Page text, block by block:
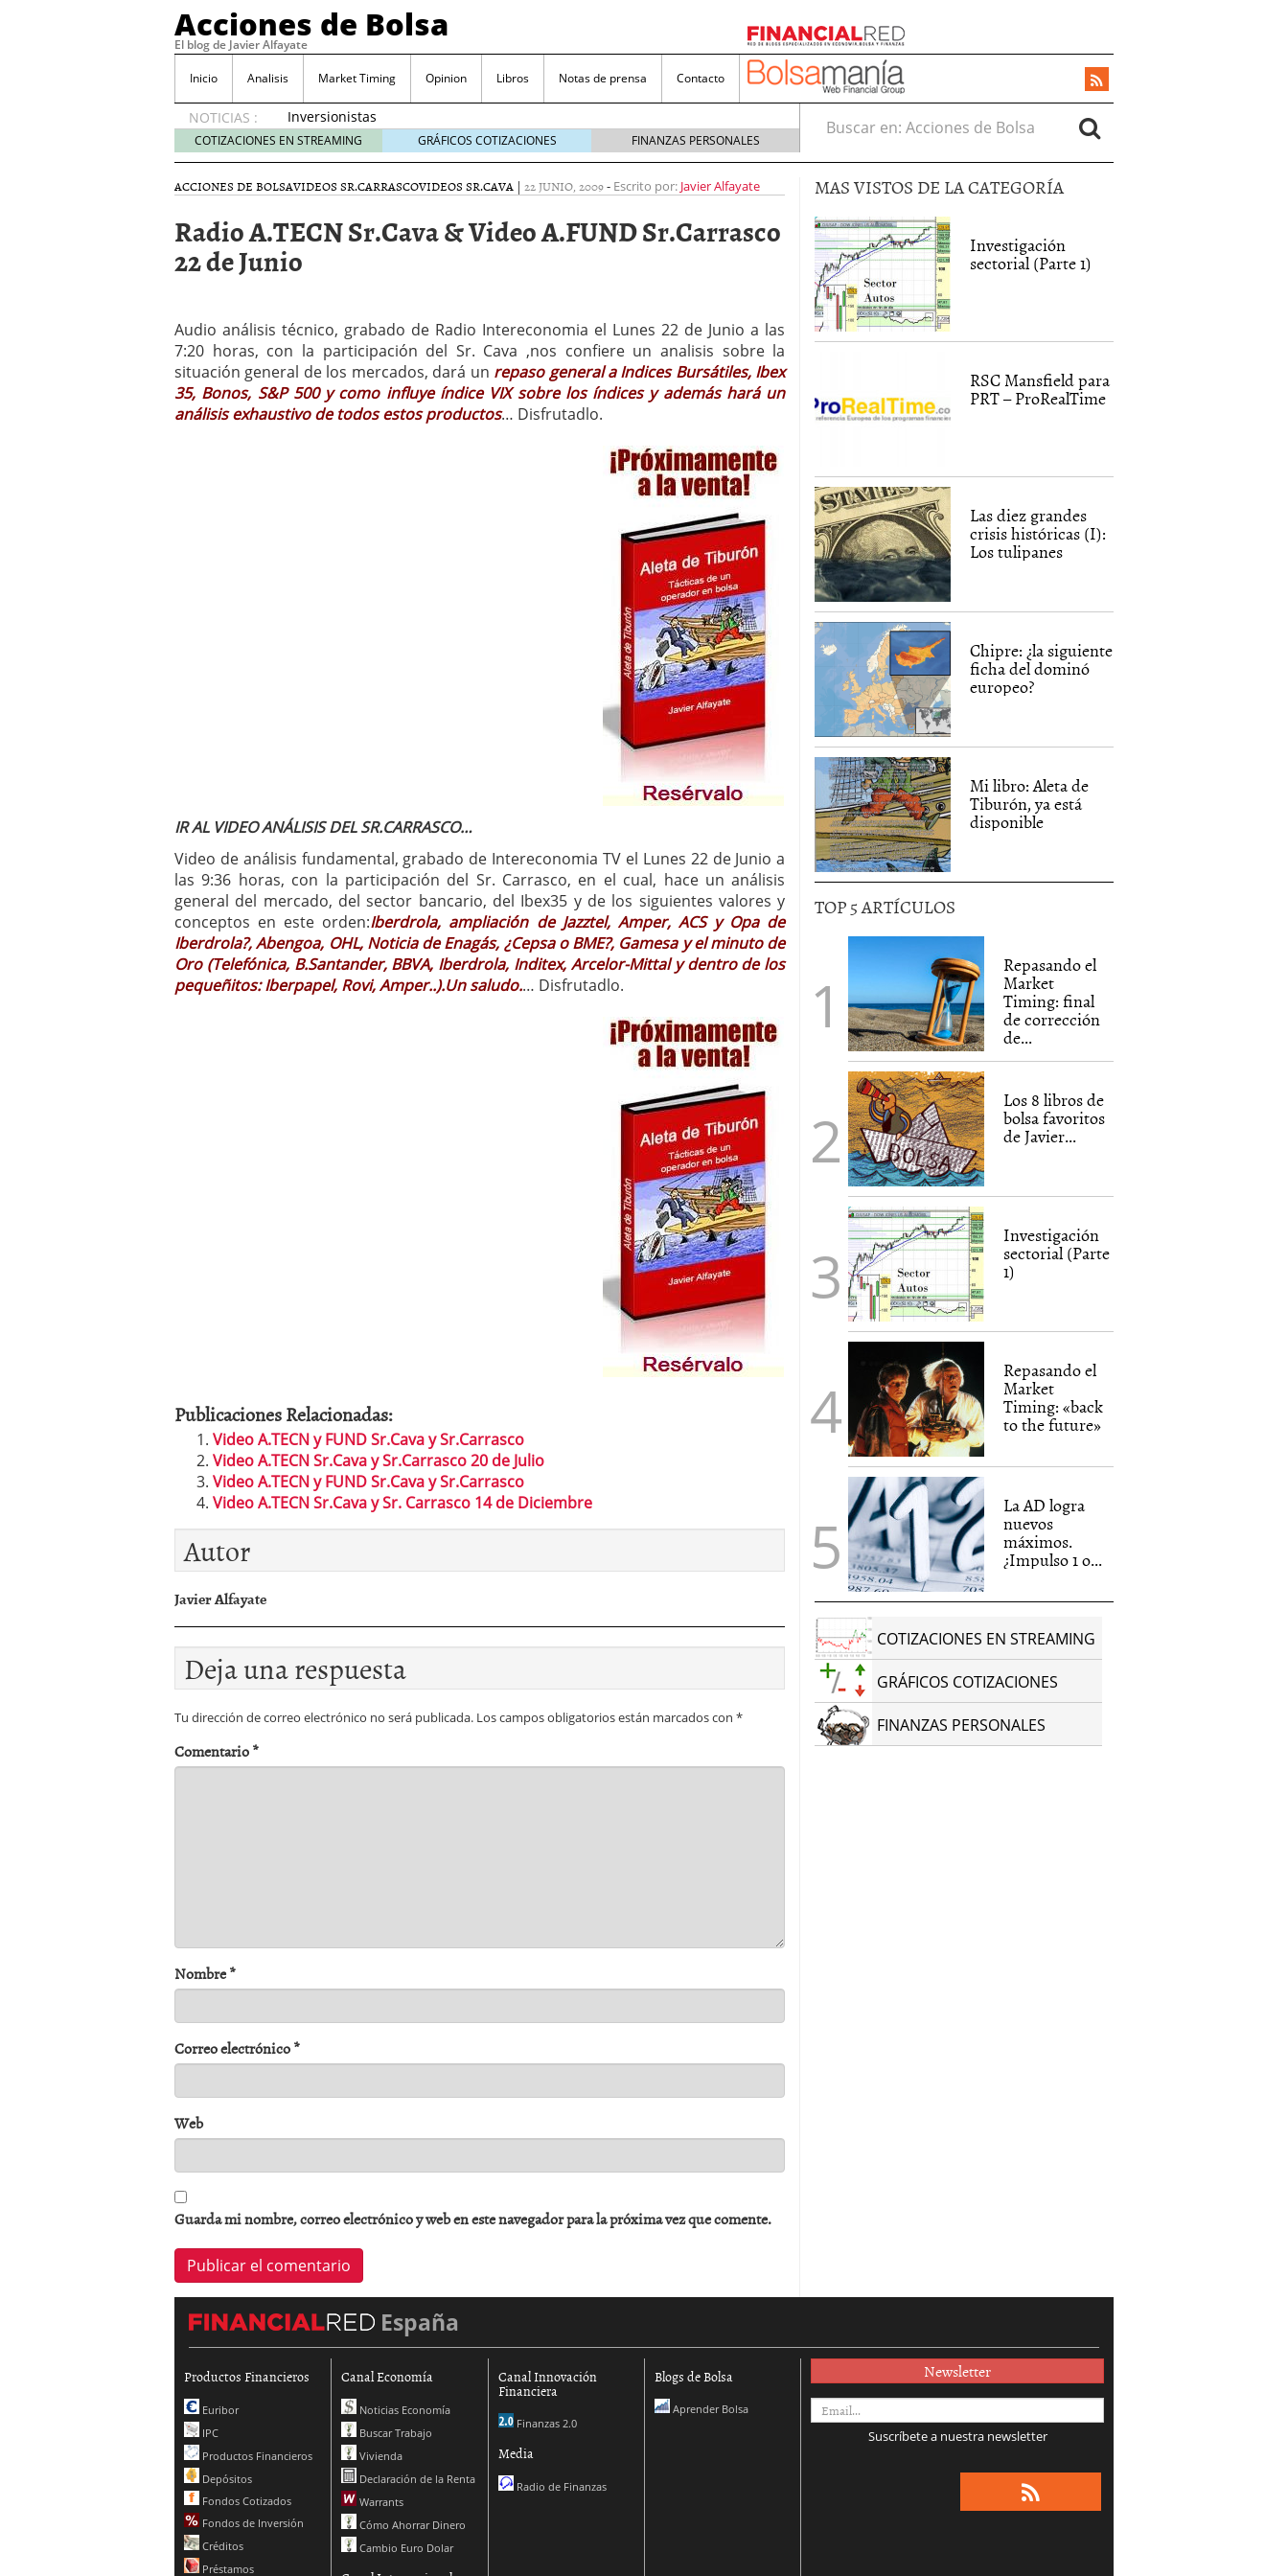
Acciones de Bolsa
El blog de Javier Alfayate
Inicio Analisis Market Timing Opinion Libros Notas de prensa Contacto
NOTICIAS :
Inversionistas
VIP en
México
creciente
por SIFX
2026
Entendiendo los ETF de Bitcoin
noviembre 22, 2024
Dividend Kings: empresas que destacan por sus dividendos constantes
noviembre 12, 2024
Descubre RealAdvisor: Una poderosa herramienta para tus inversiones
inmobiliarias septiembre 23, 2024
COTIZACIONES EN STREAMING GRÁFICOS COTIZACIONES FINANZAS PERSONALES
Buscar en:
ACCIONES DE BOLSAVIDEOS SR.CARRASCOVIDEOS SR.CAVA | 22 JUNIO, 2009- Escrito por: Javier Alfayate
Radio A.TECN Sr.Cava & Video A.FUND Sr.Carrasco
22 de Junio
Audio análisis técnico, grabado de Radio Intereconomia el Lunes 22 de Junio a las
7:20 horas, con la participación del Sr. Cava ,nos confiere un analisis sobre la
situación general de los mercados, dará un repaso general a Indices Bursátiles, Ibex
35, Bonos, S&P 500 y como influye índice VIX sobre los índices y además hará un
análisis exhaustivo de todos estos productos… Disfrutadlo.
IR AL VIDEO ANÁLISIS DEL SR.CARRASCO…
Video de análisis fundamental, grabado de Intereconomia TV el Lunes 22 de Junio a
las 9:36 horas, con la participación del Sr. Carrasco, en el cual, hace un análisis
general del mercado, del sector bancario, del Ibex35 y de los siguientes valores y
conceptos en este orden:Iberdrola, ampliación de Jazztel, Amper, ACS y Opa de
Iberdrola?, Abengoa, OHL, Noticia de Enagás, ¿Cepsa o BME?, Gamesa y el minuto de
Oro (Telefónica, B.Santander, BBVA, Iberdrola, Inditex, Arcelor-Mittal y dentro de los
pequeñitos: Iberpapel, Rovi, Amper..).Un saludo.… Disfrutadlo.
Publicaciones Relacionadas:
Video A.TECN y FUND Sr.Cava y Sr.Carrasco
Video A.TECN Sr.Cava y Sr.Carrasco 20 de Julio
Video A.TECN y FUND Sr.Cava y Sr.Carrasco
Video A.TECN Sr.Cava y Sr. Carrasco 14 de Diciembre
Autor
Javier Alfayate
Deja una respuesta
Tu dirección de correo electrónico no será publicada. Los campos obligatorios están marcados con *
Comentario*
Nombre*
Correo electrónico*
Web
Guarda mi nombre, correo electrónico y web en este navegador para la próxima vez que comente.
MAS VISTOS DE LA CATEGORÍA
Investigación
sectorial (Parte 1)
RSC Mansfield para
PRT – ProRealTime
Las diez grandes
crisis históricas (I):
Los tulipanes
Chipre: ¿la siguiente
ficha del dominó
europeo?
Mi libro: Aleta de
Tiburón, ya está
disponible
TOP 5 ARTÍCULOS
Repasando el
Market
Timing: final
de corrección
de...
Los 8 libros de
bolsa favoritos
de Javier...
Investigación
sectorial (Parte
1)
Repasando el
Market
Timing: «back
to the future»
La AD logra
nuevos
máximos.
¿Impulso 1 o...
COTIZACIONES EN STREAMING
GRÁFICOS COTIZACIONES
FINANZAS PERSONALES
España
Productos Financieros
Euribor
IPC
Productos Financieros
Depósitos
Fondos Cotizados
Fondos de Inversión
Créditos
Préstamos
Canal Economía
Noticias Economía
Buscar Trabajo
Vivienda
Declaración de la Renta
Warrants
Cómo Ahorrar Dinero
Cambio Euro Dolar
Canal Innovación
Financiera
Finanzas 2.0
Media
Radio de Finanzas
Blogs de Bolsa
Aprender Bolsa
Newsletter
Suscríbete a nuestra newsletter